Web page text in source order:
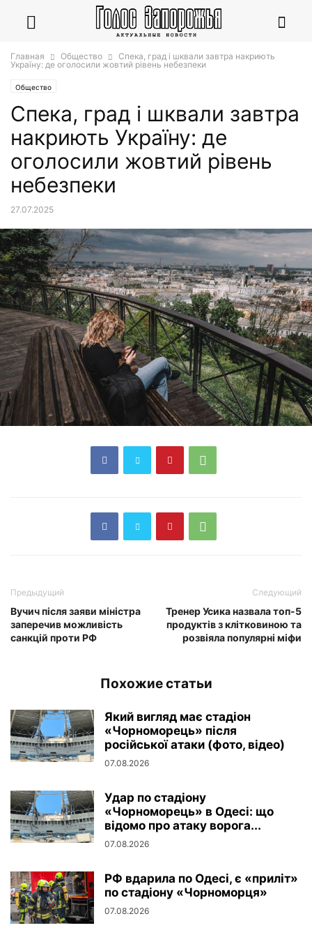
Главная Общество
Спека, град і шквали завтра накриють
Україну: де оголосили жовтий рівень небезпеки
Общество
Спека, град і шквали завтра
накриють Україну: де
оголосили жовтий рівень
небезпеки
27.07.2025
Предыдущий
Вучич після заяви міністра
заперечив можливість
санкцій проти РФ
Следующий
Тренер Усика назвала топ-5
продуктів з клітковиною та
розвіяла популярні міфи
Похожие статьи
Який вигляд має стадіон
«Чорноморець» після
російської атаки (фото, відео)
07.08.2026
Удар по стадіону
«Чорноморець» в Одесі: що
відомо про атаку ворога...
07.08.2026
РФ вдарила по Одесі, є «приліт»
по стадіону «Чорноморця»
07.08.2026